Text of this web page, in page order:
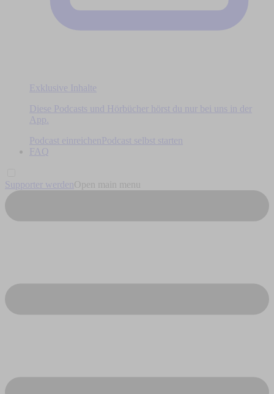
Exklusive Inhalte
Diese Podcasts und Hörbücher hörst du nur bei uns in der
App.
Podcast einreichen
Podcast selbst starten
FAQ
Supporter werden Open main menu